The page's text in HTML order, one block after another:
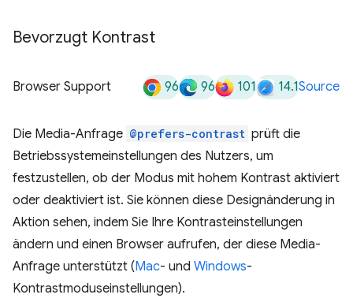
Bevorzugt Kontrast
Browser Support 96 96 101 14.1Source
Die Media-Anfrage @prefers-contrast prüft die
Betriebssystemeinstellungen des Nutzers, um
festzustellen, ob der Modus mit hohem Kontrast aktiviert
oder deaktiviert ist. Sie können diese Designänderung in
Aktion sehen, indem Sie Ihre Kontrasteinstellungen
ändern und einen Browser aufrufen, der diese Media-
Anfrage unterstützt (Mac- und Windows-
Kontrastmoduseinstellungen).